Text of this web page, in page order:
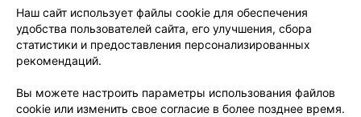
О проекте
Новости проекта
Размещение рекламы
Медицинский маркетинг
Публичный договор
Доставка
Способы оплаты
Вакансии
Партнеры
Наш сайт использует файлы cookie для обеспечения
удобства пользователей сайта, его улучшения, сбора
статистики и предоставления персонализированных
рекомендаций.
Вы можете настроить параметры использования файлов
cookie или изменить свое согласие в более позднее время.